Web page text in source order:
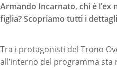
Armando Incarnato, chi è l’ex
figlia? Scopriamo tutti i
Tra i protagonisti del Trono
all’interno del programma sta